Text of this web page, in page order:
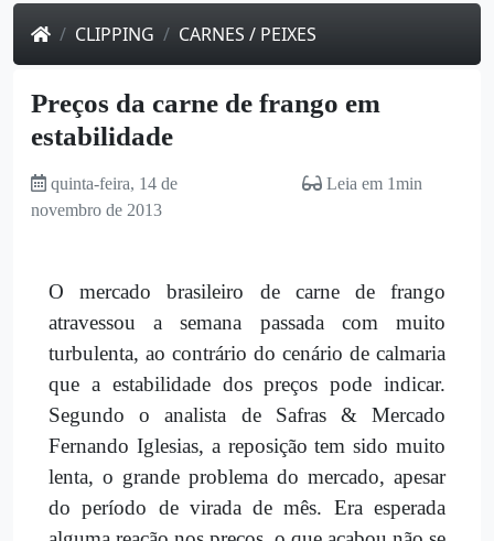
CLIPPING CARNES / PEIXES
Preços da carne de frango em
estabilidade
quinta-feira, 14 de
novembro de 2013
Leia em 1min
O mercado brasileiro de carne de frango
atravessou a semana passada com muito
turbulenta, ao contrário do cenário de calmaria
que a estabilidade dos preços pode indicar.
Segundo o analista de Safras & Mercado
Fernando Iglesias, a reposição tem sido muito
lenta, o grande problema do mercado, apesar
do período de virada de mês. Era esperada